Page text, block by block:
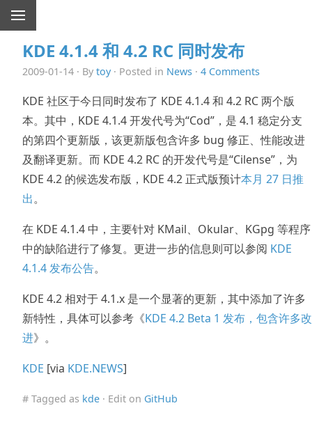
KDE 4.1.4 和 4.2 RC 同时发布
2009-01-14 · By toy· Posted in News · 4 Comments
KDE 社区于今日同时发布了 KDE 4.1.4 和 4.2 RC 两个版
本。其中，KDE 4.1.4 开发代号为“Cod”，是 4.1 稳定分支
的第四个更新版，该更新版包含许多 bug 修正、性能改进
及翻译更新。而 KDE 4.2 RC 的开发代号是“Cilense”，为
KDE 4.2 的候选发布版，KDE 4.2 正式版预计本月 27 日推
出。
在 KDE 4.1.4 中，主要针对 KMail、Okular、KGpg 等程序
中的缺陷进行了修复。更进一步的信息则可以参阅 KDE
4.1.4 发布公告。
KDE 4.2 相对于 4.1.x 是一个显著的更新，其中添加了许多
新特性，具体可以参考《KDE 4.2 Beta 1 发布，包含许多改
进》。
KDE [via KDE.NEWS]
# Tagged as kde · Edit on GitHub